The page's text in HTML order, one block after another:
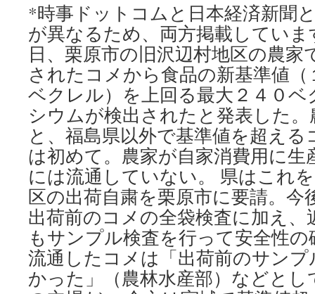
*時事ドットコムと日本経済新聞
が異なるため、両方掲載していま
日、栗原市の旧沢辺村地区の農家
されたコメから食品の新基準値
ベクレル）を上回る最大２４０
シウムが検出されたと発表した
と、福島県以外で基準値を超え
は初めて。農家が自家消費用に生
には流通していない。 県はこれ
区の出荷自粛を栗原市に要請。今
出荷前のコメの全袋検査に加え、
もサンプル検査を行って安全性
流通したコメは「出荷前のサン
かった」（農林水産部）などと